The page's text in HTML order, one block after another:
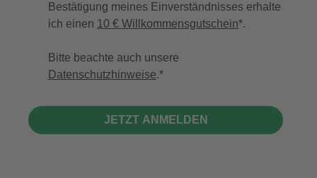
Bestätigung meines Einverständnisses erhalte
ich einen 10 € Willkommensgutschein*.
Bitte beachte auch unsere
Datenschutzhinweise.
JETZT ANMELDEN